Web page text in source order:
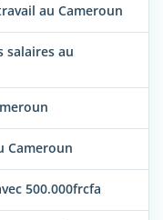
au Cameroun
salaires au
Cameroun
500.000frcfa